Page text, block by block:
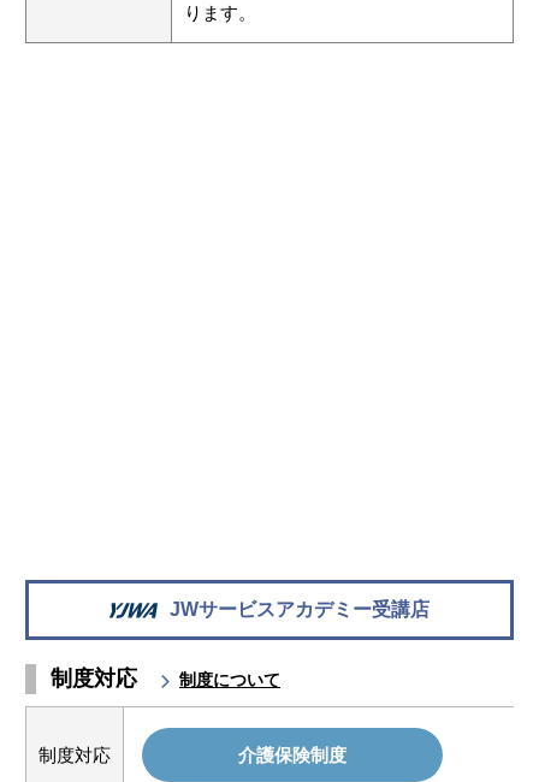
ります。
JWサービスアカデミー受講店
制度対応 制度について
制度対応 介護保険制度